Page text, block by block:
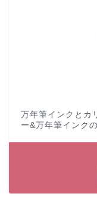
万年筆インクとカ
ー&万年筆インク